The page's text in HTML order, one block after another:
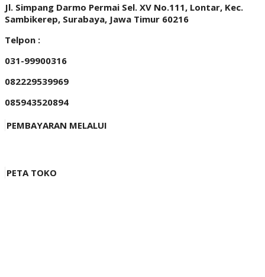
Jl. Simpang Darmo Permai Sel. XV No.111, Lontar, Kec.
Sambikerep, Surabaya, Jawa Timur 60216
Telpon :
031-99900316
082229539969
085943520894
PEMBAYARAN MELALUI
PETA TOKO